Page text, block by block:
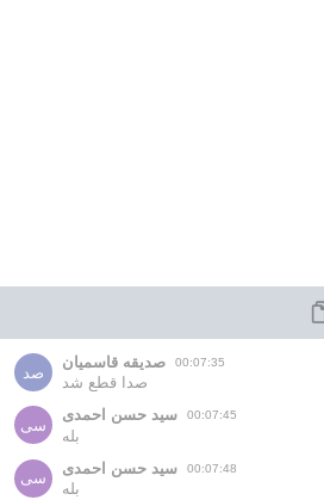
صد
صدیقه قاسمیان 00:07:35
صدا قطع شد
سی
سید حسن احمدی 00:07:45
بله
سی
سید حسن احمدی 00:07:48
بله